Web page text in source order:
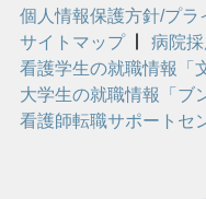
個人情報保護方針/プラ
サイトマップ
病院
看護学生の就職情報「
大学生の就職情報「ブ
看護師転職サポートセ